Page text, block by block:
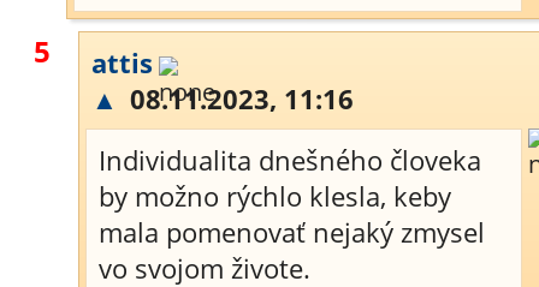
5
attis
▲ 08.11.2023, 11:16
Individualita dnešného človeka
by možno rýchlo klesla, keby
mala pomenovať nejaký zmysel
vo svojom živote.